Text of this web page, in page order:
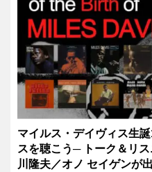
マイルス・デイヴィス生
スを聴こう─ トーク＆リ
川隆夫／オノ セイゲンが